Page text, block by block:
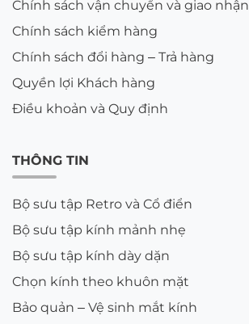
Chính sách vận chuyển và giao nhận
Chính sách kiểm hàng
Chính sách đổi hàng – Trả hàng
Quyền lợi Khách hàng
Điều khoản và Quy định
THÔNG TIN
Bộ sưu tập Retro và Cổ điển
Bộ sưu tập kính mảnh nhẹ
Bộ sưu tập kính dày dặn
Chọn kính theo khuôn mặt
Bảo quản – Vệ sinh mắt kính